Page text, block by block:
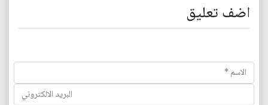
اضف تعليق